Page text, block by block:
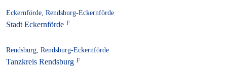
Eckernförde, Rendsburg-Eckernförde
Stadt Eckernförde
Rendsburg, Rendsburg-Eckernförde
Tanzkreis Rendsburg